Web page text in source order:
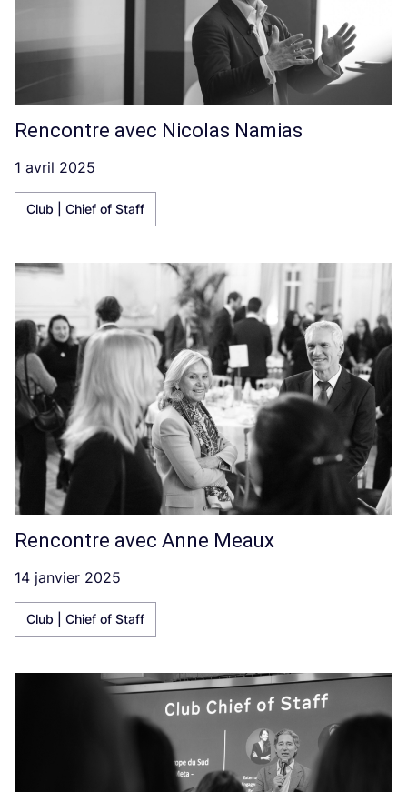
Rencontre avec Nicolas Namias
1 avril 2025
Club | Chief of Staff
Rencontre avec Anne Meaux
14 janvier 2025
Club | Chief of Staff